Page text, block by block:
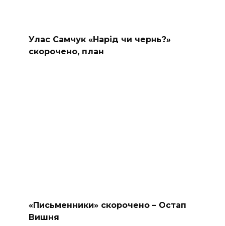
Улас Самчук «Нарід чи чернь?»
скорочено, план
«Письменники» скорочено – Остап
Вишня